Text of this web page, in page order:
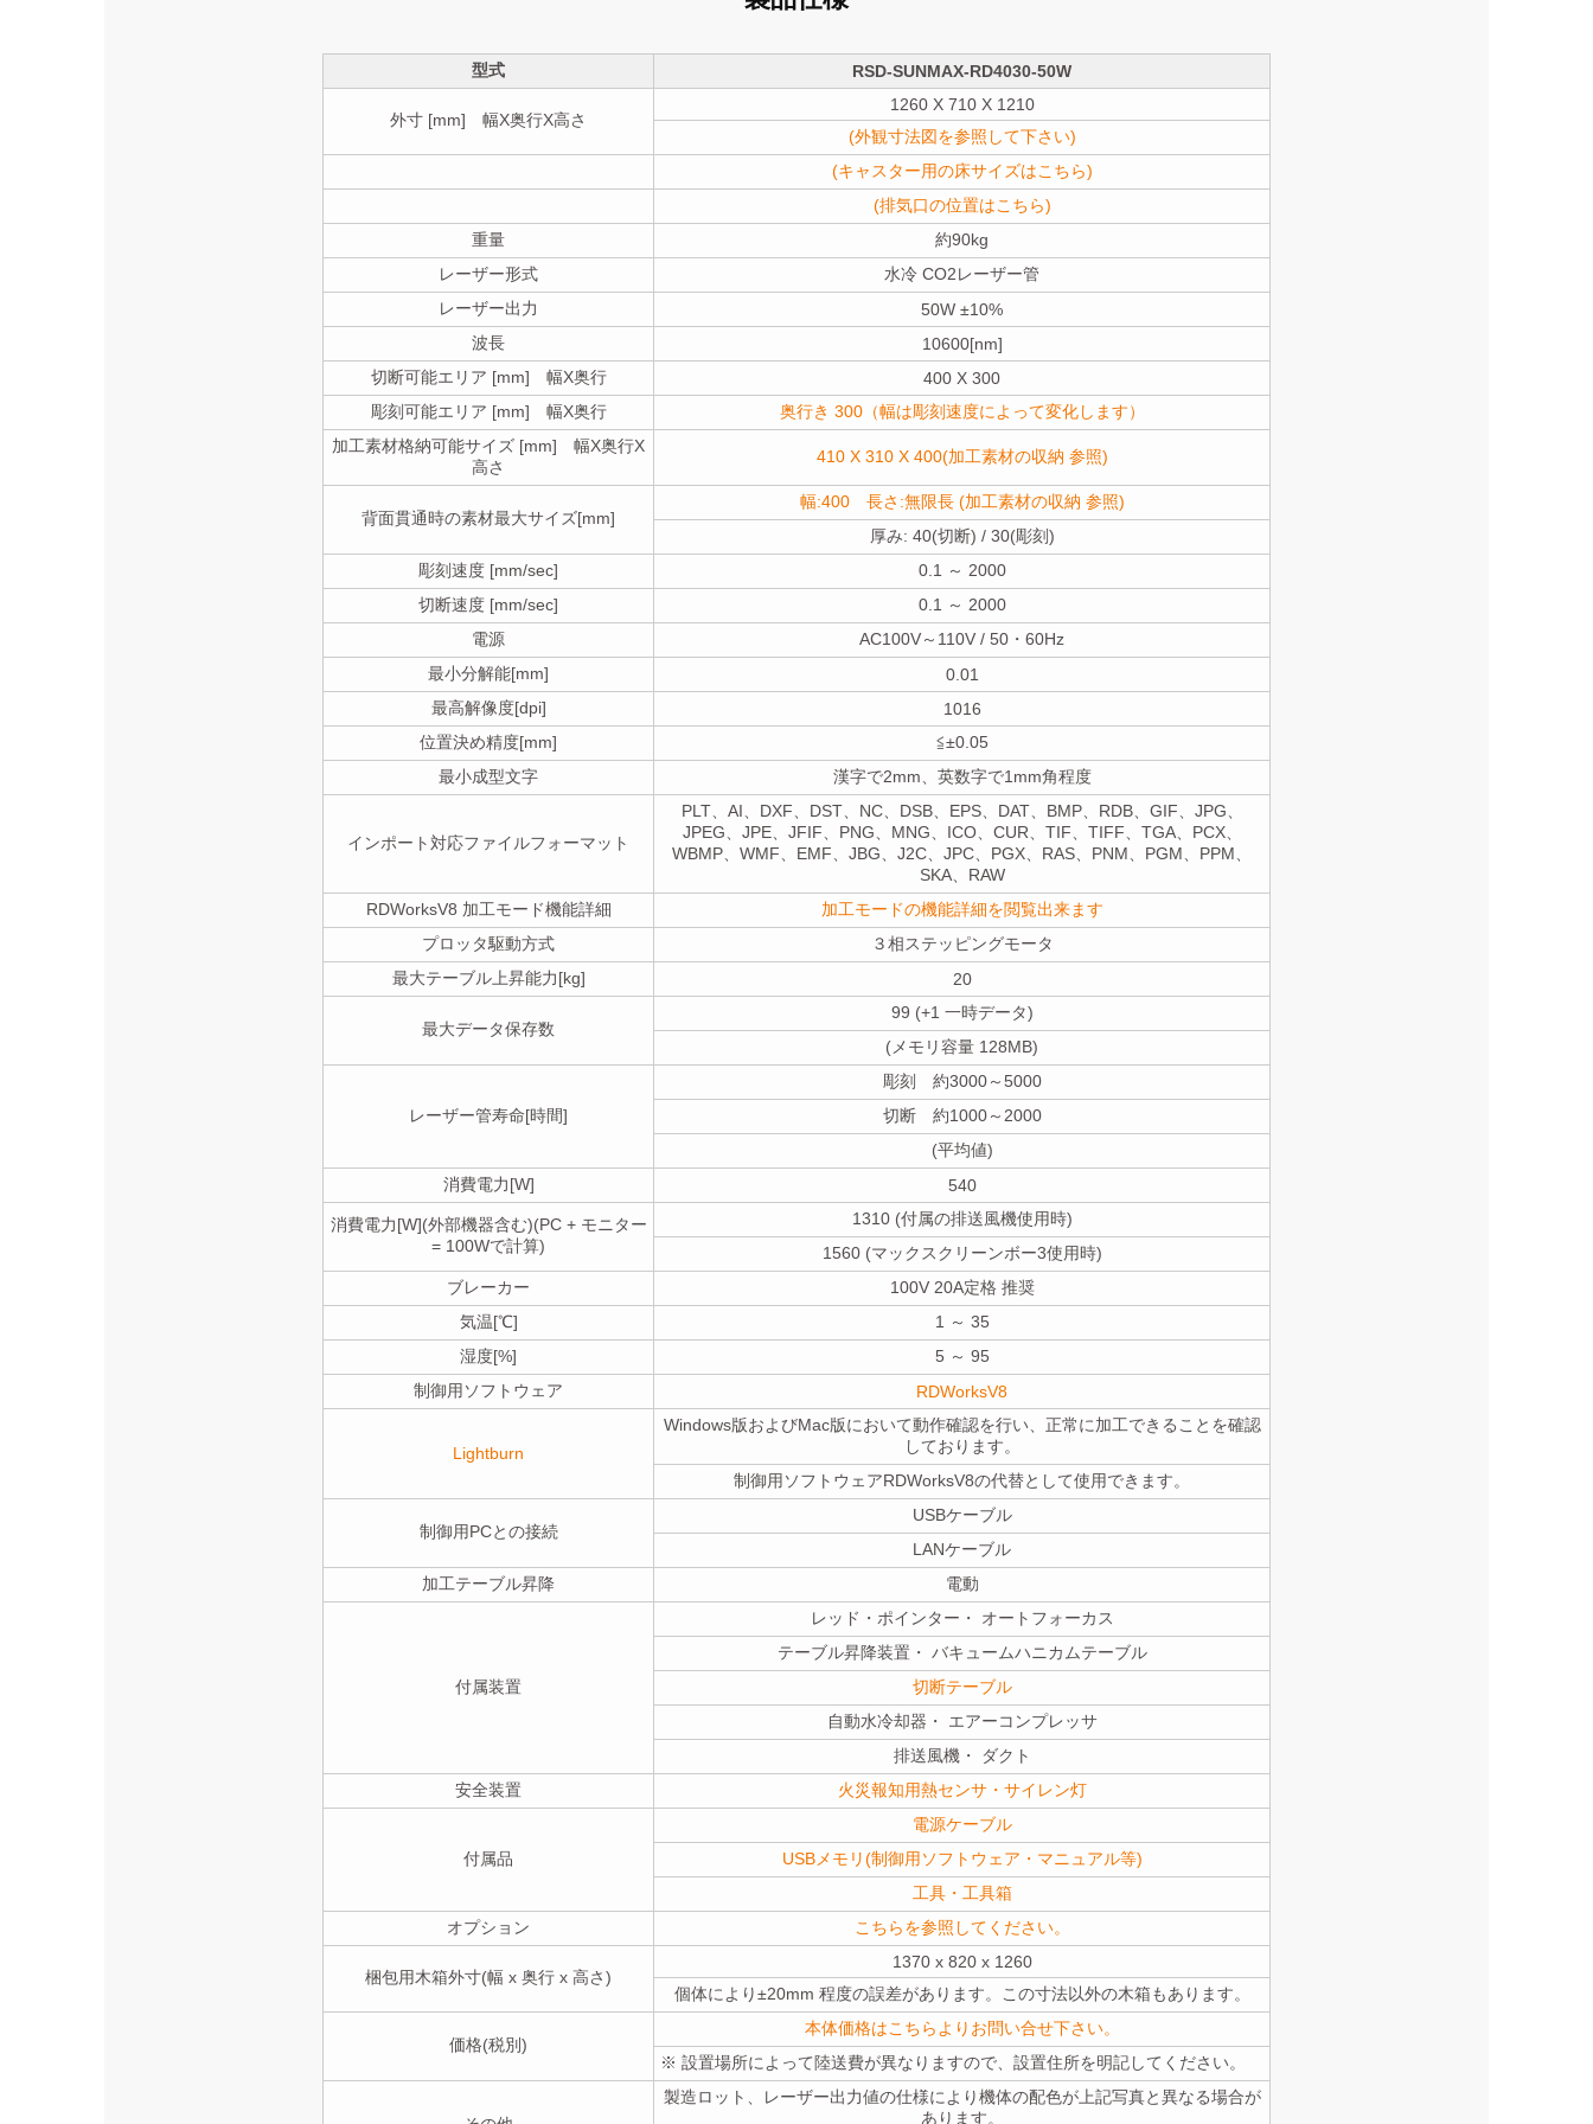
型式 RSD-SUNMAX-RD4030-50W
外寸 [mm] 幅X奥行X高さ
1260 X 710 X 1210
(外観寸法図を参照して下さい)
(キャスター用の床サイズはこちら)
(排気口の位置はこちら)
重量
約90kg
レーザー形式
水冷 CO2レーザー管
レーザー出力
50W ±10%
波長
10600[nm]
切断可能エリア [mm] 幅X奥行
400 X 300
彫刻可能エリア [mm] 幅X奥行
奥行き 300（幅は彫刻速度によって変化します）
加工素材格納可能サイズ [mm] 幅X奥行X
高さ
410 X 310 X 400(加工素材の収納 参照)
背面貫通時の素材最大サイズ[mm]
幅:400 長さ:無限長 (加工素材の収納 参照)
厚み: 40(切断) / 30(彫刻)
彫刻速度 [mm/sec]
0.1 ～ 2000
切断速度 [mm/sec]
0.1 ～ 2000
電源
AC100V～110V / 50・60Hz
最小分解能[mm]
0.01
最高解像度[dpi]
1016
位置決め精度[mm]
≦±0.05
最小成型文字
漢字で2mm、英数字で1mm角程度
インポート対応ファイルフォーマット
PLT、AI、DXF、DST、NC、DSB、EPS、DAT、BMP、RDB、GIF、JPG、
JPEG、JPE、JFIF、PNG、MNG、ICO、CUR、TIF、TIFF、TGA、PCX、
WBMP、WMF、EMF、JBG、J2C、JPC、PGX、RAS、PNM、PGM、PPM、
SKA、RAW
RDWorksV8 加工モード機能詳細
加工モードの機能詳細を閲覧出来ます
プロッタ駆動方式
３相ステッピングモータ
最大テーブル上昇能力[kg]
20
最大データ保存数
99 (+1 一時データ)
(メモリ容量 128MB)
レーザー管寿命[時間]
彫刻 約3000～5000
切断 約1000～2000
(平均値)
消費電力[W]
540
消費電力[W](外部機器含む)(PC + モニター
= 100Wで計算)
1310 (付属の排送風機使用時)
1560 (マックスクリーンボー3使用時)
ブレーカー
100V 20A定格 推奨
気温[℃]
1 ～ 35
湿度[%]
5 ～ 95
制御用ソフトウェア
RDWorksV8
Lightburn
Windows版およびMac版において動作確認を行い、正常に加工できることを確認
しております。
制御用ソフトウェアRDWorksV8の代替として使用できます。
制御用PCとの接続
USBケーブル
LANケーブル
加工テーブル昇降
電動
付属装置
レッド・ポインター・ オートフォーカス
テーブル昇降装置・ バキュームハニカムテーブル
切断テーブル
自動水冷却器・ エアーコンプレッサ
排送風機・ ダクト
安全装置
火災報知用熱センサ・サイレン灯
付属品
電源ケーブル
USBメモリ(制御用ソフトウェア・マニュアル等)
工具・工具箱
オプション
こちらを参照してください。
梱包用木箱外寸(幅 x 奥行 x 高さ)
1370 x 820 x 1260
個体により±20mm 程度の誤差があります。この寸法以外の木箱もあります。
価格(税別)
本体価格はこちらよりお問い合せ下さい。
※ 設置場所によって陸送費が異なりますので、設置住所を明記してください。
製造ロット、レーザー出力値の仕様により機体の配色が上記写真と異なる場合が
あります。